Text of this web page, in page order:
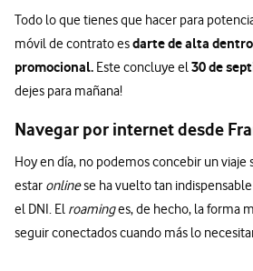
Todo lo que tienes que hacer para
móvil de contrato esdarte de alta
promocional. Este concluye el30 de
dejes para mañana!
Navegar por internet desde
Hoy en día, no podemos concebir un viaje
estar onlinese ha vuelto tan
el DNI. El roaminges, de hecho, la forma
seguir conectados cuando más lo